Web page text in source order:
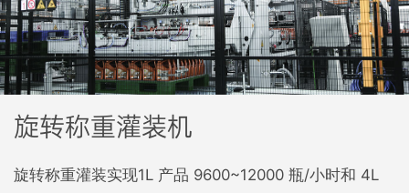
旋转称重灌装机
旋转称重灌装实现1L 产品 9600~12000 瓶/小时和 4L